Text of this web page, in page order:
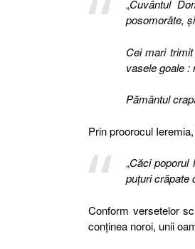
„Cuvântul
posomorâte,
Cei mari
vasele goale :
Pământul
Prin proorocul
„Căci poporul
puţuri crăpate
Conform versetelor
conţinea noroi, unii